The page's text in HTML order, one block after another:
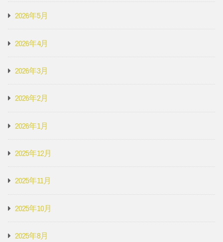
2026年5月
2026年4月
2026年3月
2026年2月
2026年1月
2025年12月
2025年11月
2025年10月
2025年8月